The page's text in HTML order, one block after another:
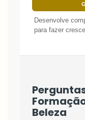
Desenvolve
para fazer
Beleza